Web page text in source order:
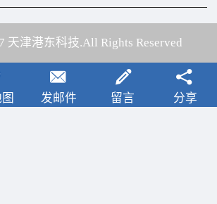
天津港东科技.All Rights Reserved
发邮件 留言 分享